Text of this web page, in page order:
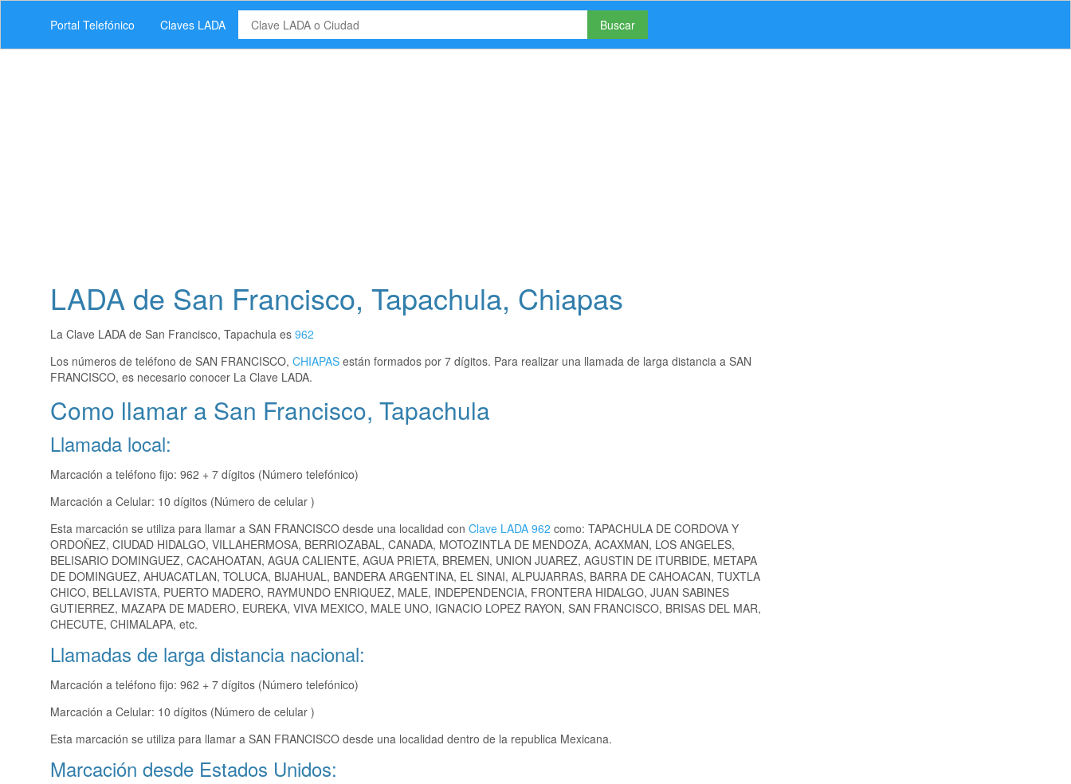
Portal Telefónico Claves LADA Buscar
LADA de San Francisco, Tapachula, Chiapas
La Clave LADA de San Francisco, Tapachula es 962
Los números de teléfono de SAN FRANCISCO, CHIAPAS están formados por 7 dígitos. Para realizar una llamada de larga distancia a SAN
FRANCISCO, es necesario conocer La Clave LADA.
Como llamar a San Francisco, Tapachula
Llamada local:
Marcación a teléfono fijo: 962 + 7 dígitos (Número telefónico)
Marcación a Celular: 10 dígitos (Número de celular )
Esta marcación se utiliza para llamar a SAN FRANCISCO desde una localidad con Clave LADA 962 como: TAPACHULA DE CORDOVA Y
ORDOÑEZ, CIUDAD HIDALGO, VILLAHERMOSA, BERRIOZABAL, CANADA, MOTOZINTLA DE MENDOZA, ACAXMAN, LOS ANGELES,
BELISARIO DOMINGUEZ, CACAHOATAN, AGUA CALIENTE, AGUA PRIETA, BREMEN, UNION JUAREZ, AGUSTIN DE ITURBIDE, METAPA
DE DOMINGUEZ, AHUACATLAN, TOLUCA, BIJAHUAL, BANDERA ARGENTINA, EL SINAI, ALPUJARRAS, BARRA DE CAHOACAN, TUXTLA
CHICO, BELLAVISTA, PUERTO MADERO, RAYMUNDO ENRIQUEZ, MALE, INDEPENDENCIA, FRONTERA HIDALGO, JUAN SABINES
GUTIERREZ, MAZAPA DE MADERO, EUREKA, VIVA MEXICO, MALE UNO, IGNACIO LOPEZ RAYON, SAN FRANCISCO, BRISAS DEL MAR,
CHECUTE, CHIMALAPA, etc.
Llamadas de larga distancia nacional:
Marcación a teléfono fijo: 962 + 7 dígitos (Número telefónico)
Marcación a Celular: 10 dígitos (Número de celular )
Esta marcación se utiliza para llamar a SAN FRANCISCO desde una localidad dentro de la republica Mexicana.
Marcación desde Estados Unidos: